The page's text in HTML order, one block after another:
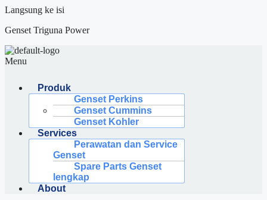
Langsung ke isi
Genset Triguna Power
Menu
Produk
Genset Perkins
Genset Cummins
Genset Kohler
Services
Perawatan dan Service
Genset
Spare Parts Genset
lengkap
About